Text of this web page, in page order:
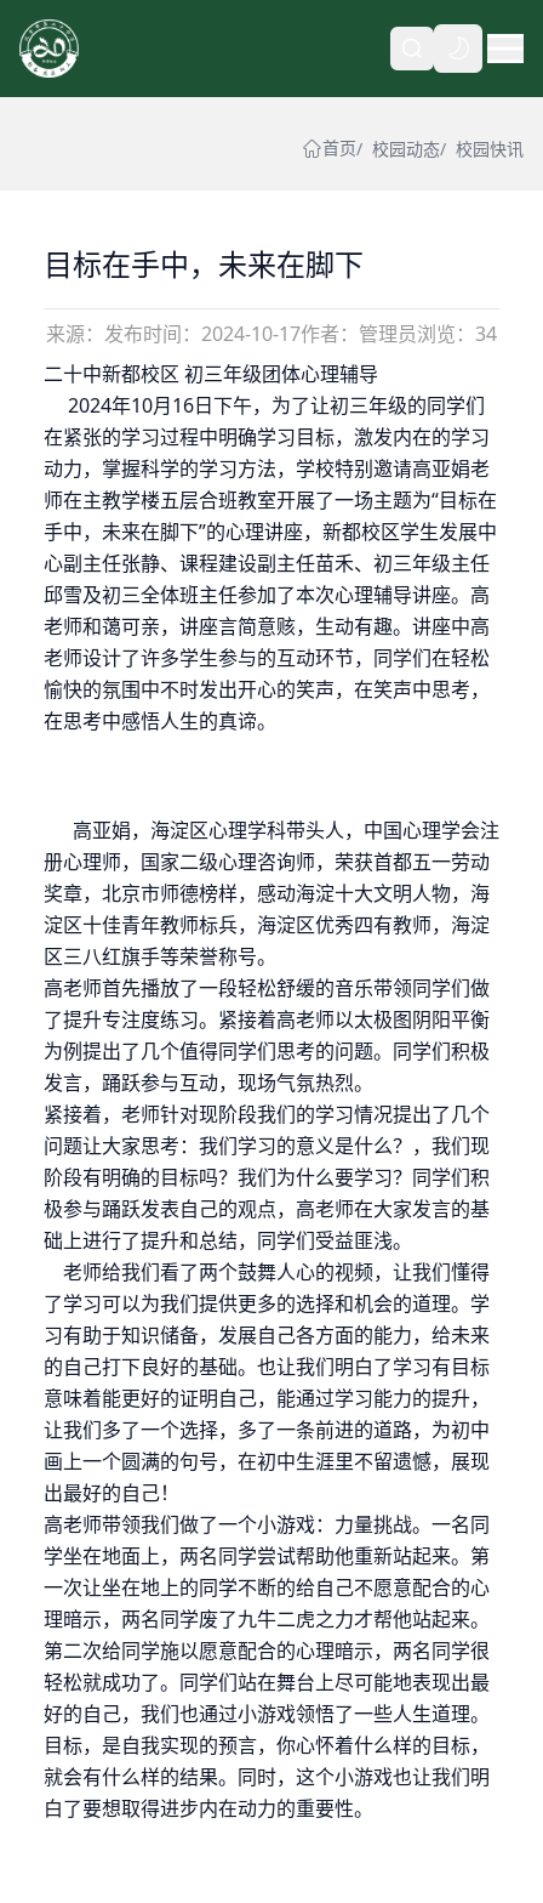
自动
首页 校园动态 校园快讯
目标在手中，未来在脚下
来源： 发布时间： 2024-10-17作者：管理员浏览：34
二十中新都校区 初三年级团体心理辅导
2024年10月16日下午，为了让初三年级的同学们
在紧张的学习过程中明确学习目标，激发内在的学习
动力，掌握科学的学习方法，学校特别邀请高亚娟老
师在主教学楼五层合班教室开展了一场主题为“目标在
手中，未来在脚下”的心理讲座，新都校区学生发展中
心副主任张静、课程建设副主任苗禾、初三年级主任
邱雪及初三全体班主任参加了本次心理辅导讲座。高
老师和蔼可亲，讲座言简意赅，生动有趣。讲座中高
老师设计了许多学生参与的互动环节，同学们在轻松
愉快的氛围中不时发出开心的笑声，在笑声中思考，
在思考中感悟人生的真谛。
高亚娟，海淀区心理学科带头人，中国心理学会注
册心理师，国家二级心理咨询师，荣获首都五一劳动
奖章，北京市师德榜样，感动海淀十大文明人物，海
淀区十佳青年教师标兵，海淀区优秀四有教师，海淀
区三八红旗手等荣誉称号。
高老师首先播放了一段轻松舒缓的音乐带领同学们做
了提升专注度练习。紧接着高老师以太极图阴阳平衡
为例提出了几个值得同学们思考的问题。同学们积极
发言，踊跃参与互动，现场气氛热烈。
紧接着，老师针对现阶段我们的学习情况提出了几个
问题让大家思考：我们学习的意义是什么？，我们现
阶段有明确的目标吗？我们为什么要学习？同学们积
极参与踊跃发表自己的观点，高老师在大家发言的基
础上进行了提升和总结，同学们受益匪浅。
老师给我们看了两个鼓舞人心的视频，让我们懂得
了学习可以为我们提供更多的选择和机会的道理。学
习有助于知识储备，发展自己各方面的能力，给未来
的自己打下良好的基础。也让我们明白了学习有目标
意味着能更好的证明自己，能通过学习能力的提升，
让我们多了一个选择，多了一条前进的道路，为初中
画上一个圆满的句号，在初中生涯里不留遗憾，展现
出最好的自己！
高老师带领我们做了一个小游戏：力量挑战。一名同
学坐在地面上，两名同学尝试帮助他重新站起来。第
一次让坐在地上的同学不断的给自己不愿意配合的心
理暗示，两名同学废了九牛二虎之力才帮他站起来。
第二次给同学施以愿意配合的心理暗示，两名同学很
轻松就成功了。同学们站在舞台上尽可能地表现出最
好的自己，我们也通过小游戏领悟了一些人生道理。
目标，是自我实现的预言，你心怀着什么样的目标，
就会有什么样的结果。同时，这个小游戏也让我们明
白了要想取得进步内在动力的重要性。